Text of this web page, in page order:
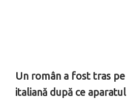
Un român a fost tras
italiană după ce